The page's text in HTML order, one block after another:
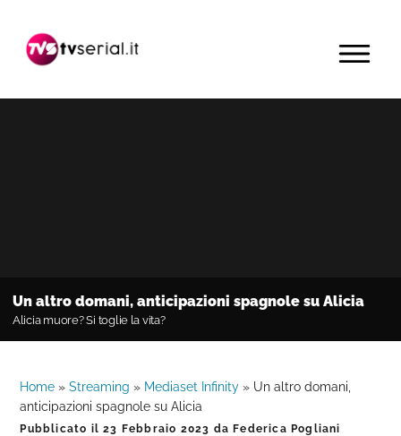
navigazione
contenuto
barra
primaria
MENU
Un altro domani, anticipazioni spagnole su Alicia
Alicia muore? Si toglie la vita?
Home »Streaming » Mediaset Infinity » Un altro domani,
anticipazioni spagnole su Alicia
Pubblicato il23 Febbraio 2023 da Federica Pogliani